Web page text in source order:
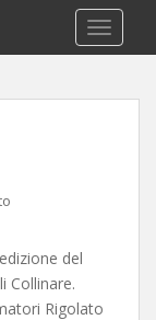
del
Collinare.
Rigolato